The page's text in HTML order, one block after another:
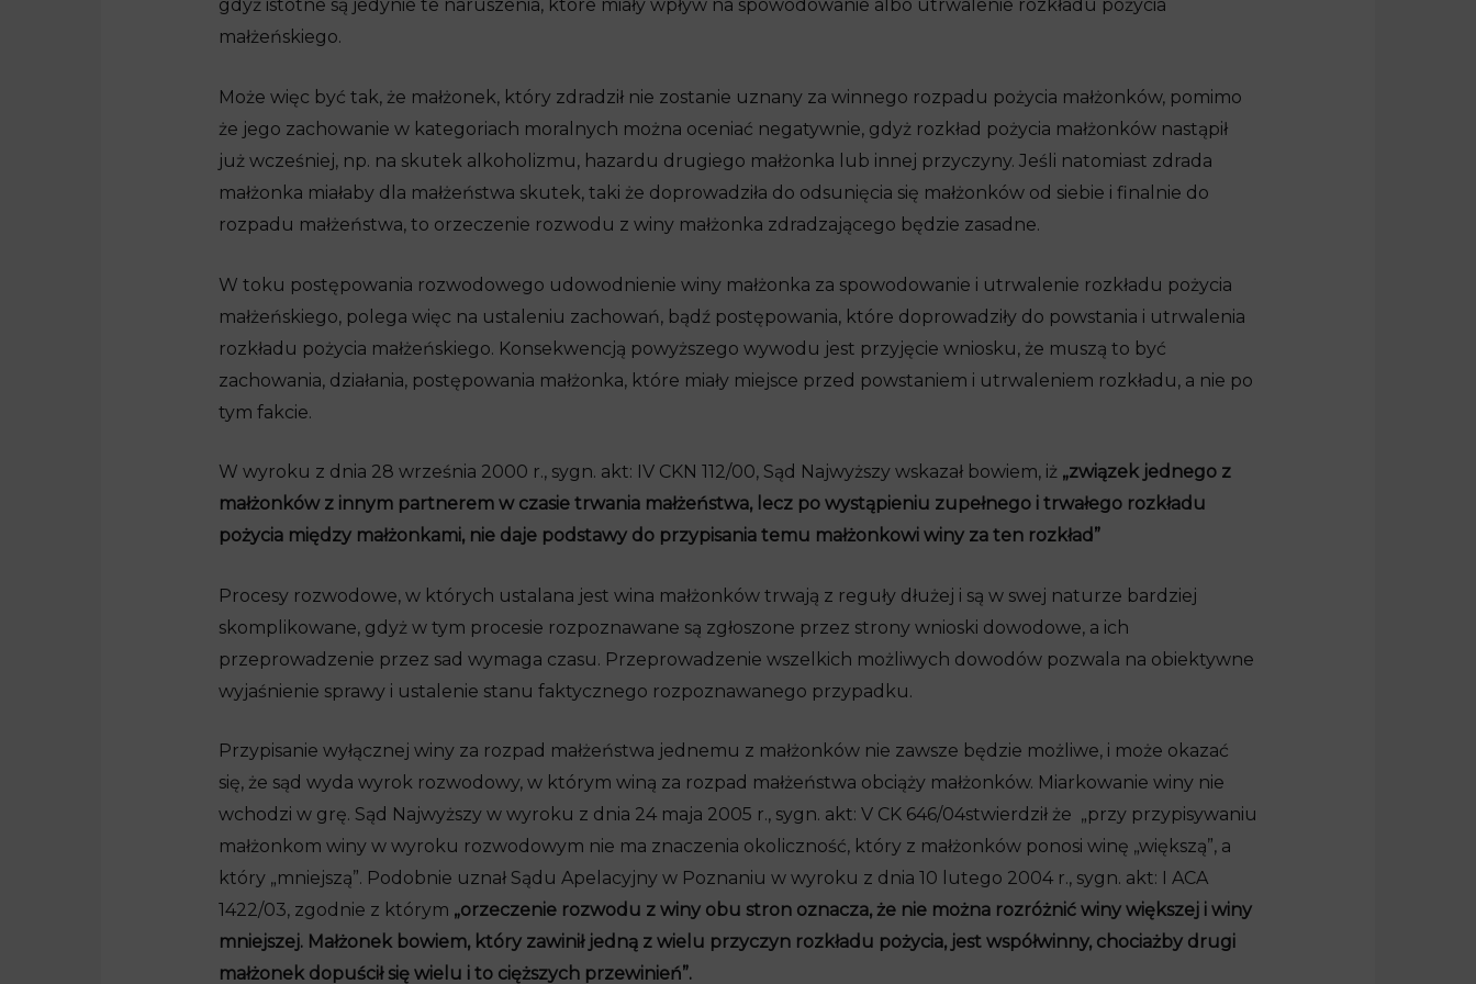
gdyż istotne są jedynie te naruszenia, które miały wpływ na spowodowanie albo utrwalenie rozkładu pożycia
małżeńskiego.
Może więc być tak, że małżonek, który zdradził nie zostanie uznany za winnego rozpadu pożycia małżonków, pomimo
że jego zachowanie w kategoriach moralnych można oceniać negatywnie, gdyż rozkład pożycia małżonków nastąpił
już wcześniej, np. na skutek alkoholizmu, hazardu drugiego małżonka lub innej przyczyny. Jeśli natomiast zdrada
małżonka miałaby dla małżeństwa skutek, taki że doprowadziła do odsunięcia się małżonków od siebie i finalnie do
rozpadu małżeństwa, to orzeczenie rozwodu z winy małżonka zdradzającego będzie zasadne.
W toku postępowania rozwodowego udowodnienie winy małżonka za spowodowanie i utrwalenie rozkładu pożycia
małżeńskiego, polega więc na ustaleniu zachowań, bądź postępowania, które doprowadziły do powstania i utrwalenia
rozkładu pożycia małżeńskiego. Konsekwencją powyższego wywodu jest przyjęcie wniosku, że muszą to być
zachowania, działania, postępowania małżonka, które miały miejsce przed powstaniem i utrwaleniem rozkładu, a nie po
tym fakcie.
W wyroku z dnia 28 września 2000 r., sygn. akt: IV CKN 112/00, Sąd Najwyższy wskazał bowiem, iż „związek jednego z
małżonków z innym partnerem w czasie trwania małżeństwa, lecz po wystąpieniu zupełnego i trwałego rozkładu
pożycia między małżonkami, nie daje podstawy do przypisania temu małżonkowi winy za ten rozkład”
Procesy rozwodowe, w których ustalana jest wina małżonków trwają z reguły dłużej i są w swej naturze bardziej
skomplikowane, gdyż w tym procesie rozpoznawane są zgłoszone przez strony wnioski dowodowe, a ich
przeprowadzenie przez sad wymaga czasu. Przeprowadzenie wszelkich możliwych dowodów pozwala na obiektywne
wyjaśnienie sprawy i ustalenie stanu faktycznego rozpoznawanego przypadku.
Przypisanie wyłącznej winy za rozpad małżeństwa jednemu z małżonków nie zawsze będzie możliwe, i może okazać
się, że sąd wyda wyrok rozwodowy, w którym winą za rozpad małżeństwa obciąży małżonków. Miarkowanie winy nie
wchodzi w grę. Sąd Najwyższy w wyroku z dnia 24 maja 2005 r., sygn. akt: V CK 646/04stwierdził że „przy przypisywaniu
małżonkom winy w wyroku rozwodowym nie ma znaczenia okoliczność, który z małżonków ponosi winę „większą”, a
który „mniejszą”. Podobnie uznał Sądu Apelacyjny w Poznaniu w wyroku z dnia 10 lutego 2004 r., sygn. akt: I ACA
1422/03, zgodnie z którym „orzeczenie rozwodu z winy obu stron oznacza, że nie można rozróżnić winy większej i winy
mniejszej. Małżonek bowiem, który zawinił jedną z wielu przyczyn rozkładu pożycia, jest współwinny, chociażby drugi
małżonek dopuścił się wielu i to cięższych przewinień”.